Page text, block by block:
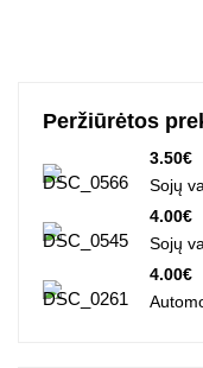
Peržiūrėtos
3.50€
Sojų
4.00€
Sojų
4.00€